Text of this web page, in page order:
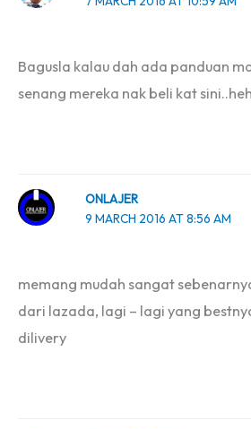
Bagusla kalau dah ada panduan
senang mereka nak beli kat
ONLAJER
9 MARCH 2016 AT 8:56 AM
memang mudah sangat
dari lazada, lagi – lagi yang
dilivery